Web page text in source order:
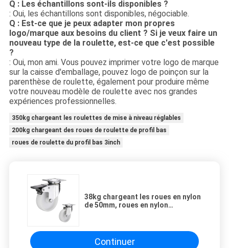
Q : Les échantillons sont-ils disponibles ?
: Oui, les échantillons sont disponibles, négociable.
Q : Est-ce que je peux adapter mon propres
logo/marque aux besoins du client ? Si je veux faire un
nouveau type de la roulette, est-ce que c'est possible
?
: Oui, mon ami. Vous pouvez imprimer votre logo de marque
sur la caisse d'emballage, pouvez logo de poinçon sur la
parenthèse de roulette, également pour produire même
votre nouveau modèle de roulette avec nos grandes
expériences professionnelles.
350kg chargeant les roulettes de mise à niveau réglables
200kg chargeant des roues de roulette de profil bas
roues de roulette du profil bas 3inch
38kg chargeant les roues en nylon
de 50mm, roues en nylon
Continuer